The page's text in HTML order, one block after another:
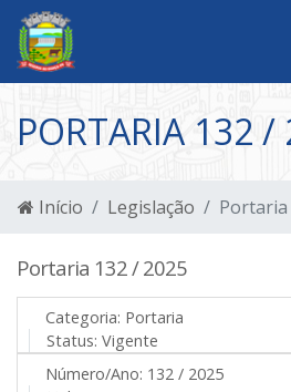
PORTARIA 132 /
Início Legislação Portaria
Portaria 132 / 2025
Categoria: Portaria
Status: Vigente
Número/Ano: 132 / 2025